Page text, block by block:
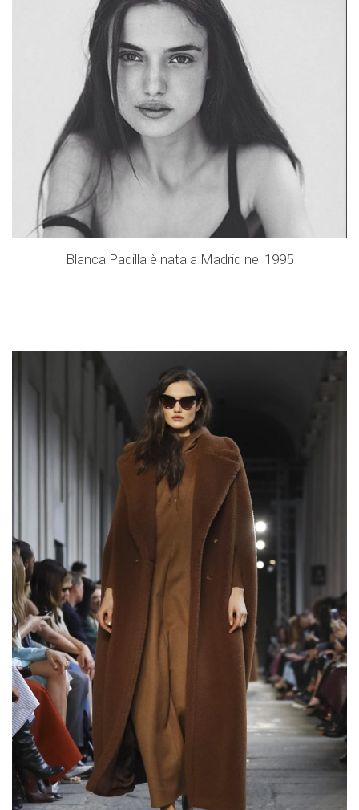
Blanca Padilla è nata a Madrid nel 1995